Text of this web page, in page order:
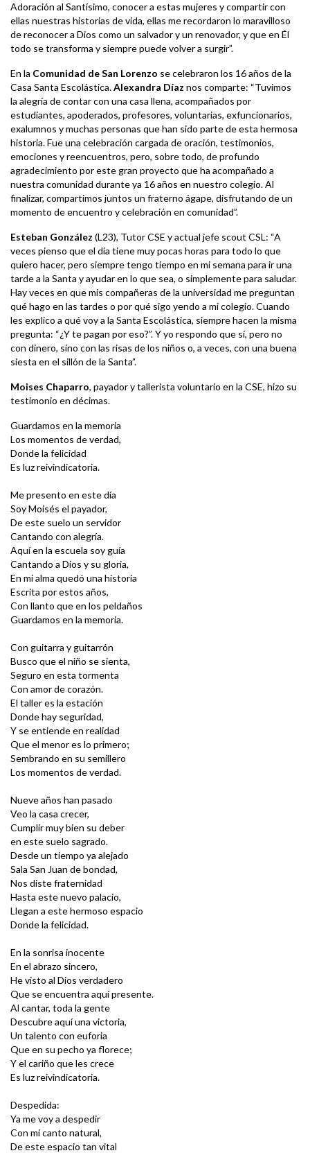
Adoración al Santísimo, conocer a estas mujeres y compartir con
ellas nuestras historias de vida, ellas me recordaron lo maravilloso
de reconocer a Dios como un salvador y un renovador, y que en Él
todo se transforma y siempre puede volver a surgir”.
En la Comunidad de San Lorenzo se celebraron los 16 años de la
Casa Santa Escolástica.Alexandra Díaz nos comparte: “Tuvimos
la alegría de contar con una casa llena, acompañados por
estudiantes, apoderados, profesores, voluntarias, exfuncionarios,
exalumnos y muchas personas que han sido parte de esta hermosa
historia. Fue una celebración cargada de oración, testimonios,
emociones y reencuentros, pero, sobre todo, de profundo
agradecimiento por este gran proyecto que ha acompañado a
nuestra comunidad durante ya 16 años en nuestro colegio. Al
finalizar, compartimos juntos un fraterno ágape, disfrutando de un
momento de encuentro y celebración en comunidad”.
Esteban González (L23), Tutor CSE y actual jefe scout CSL: “A
veces pienso que el día tiene muy pocas horas para todo lo que
quiero hacer, pero siempre tengo tiempo en mi semana para ir una
tarde a la Santa y ayudar en lo que sea, o simplemente para saludar.
Hay veces en que mis compañeras de la universidad me preguntan
qué hago en las tardes o por qué sigo yendo a mi colegio. Cuando
les explico a qué voy a la Santa Escolástica, siempre hacen la misma
pregunta: “¿Y te pagan por eso?”. Y yo respondo que sí, pero no
con dinero, sino con las risas de los niños o, a veces, con una buena
siesta en el sillón de la Santa”.
Moises Chaparro, payador y tallerista voluntario en la CSE, hizo su
testimonio en décimas.
Guardamos en la memoria
Los momentos de verdad,
Donde la felicidad
Es luz reivindicatoria.
Me presento en este día
Soy Moisés el payador,
De este suelo un servidor
Cantando con alegría.
Aquí en la escuela soy guía
Cantando a Dios y su gloria,
En mi alma quedó una historia
Escrita por estos años,
Con llanto que en los peldaños
Guardamos en la memoria.
Con guitarra y guitarrón
Busco que el niño se sienta,
Seguro en esta tormenta
Con amor de corazón.
El taller es la estación
Donde hay seguridad,
Y se entiende en realidad
Que el menor es lo primero;
Sembrando en su semillero
Los momentos de verdad.
Nueve años han pasado
Veo la casa crecer,
Cumplir muy bien su deber
en este suelo sagrado.
Desde un tiempo ya alejado
Sala San Juan de bondad,
Nos diste fraternidad
Hasta este nuevo palacio,
Llegan a este hermoso espacio
Donde la felicidad.
En la sonrisa inocente
En el abrazo sincero,
He visto al Dios verdadero
Que se encuentra aquí presente.
Al cantar, toda la gente
Descubre aquí una victoria,
Un talento con euforia
Que en su pecho ya florece;
Y el cariño que les crece
Es luz reivindicatoria.
Despedida:
Ya me voy a despedir
Con mi canto natural,
De este espacio tan vital